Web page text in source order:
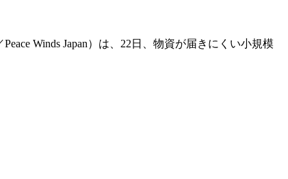
Winds Japan）は、22日、物資が届きにくい小規模